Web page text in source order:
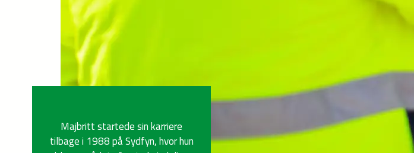
Majbritt startede sin karriere
tilbage i 1988 på Sydfyn, hvor hun